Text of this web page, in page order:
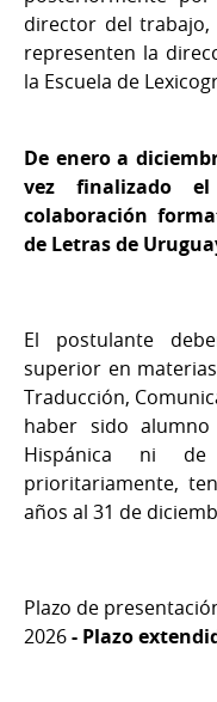
director del
representen la
la Escuela de
De enero a
vez finalizado
colaboración
de Letras de
El postulante
superior en
Traducción,
haber sido
Hispánica ni
prioritariamente,
años al 31 de
Plazo de
2026- Plazo